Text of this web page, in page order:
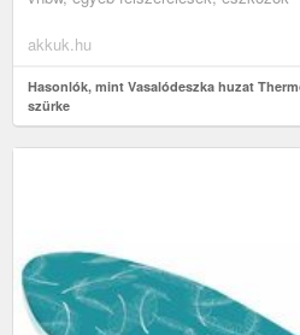
akkuk.hu
Hasonlók, mint Vasalódeszka huzat
szürke